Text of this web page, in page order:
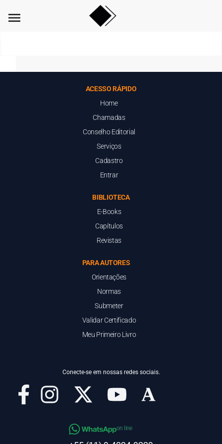
menu
ACESSO RÁPIDO
Home
Chamadas
Conselho Editorial
Serviços
Cadastro
Entrar
BIBLIOTECA
E-Books
Capítulos
Revistas
PARA AUTORES
Orientações
Normas
Submeter
Validar Certificado
Meu Primeiro Livro
Conecte-se em nossas redes sociais.
on line